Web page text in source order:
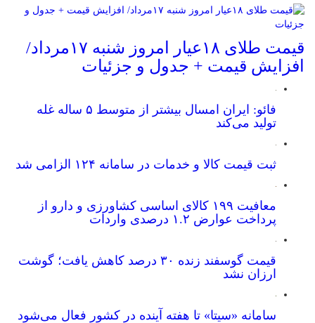
قیمت طلای ۱۸عیار امروز شنبه ۱۷مرداد/
افزایش قیمت + جدول و جزئیات
فائو: ایران امسال بیشتر از متوسط ۵ ساله غله
تولید می‌کند
ثبت قیمت کالا و خدمات در سامانه ۱۲۴ الزامی شد
معافیت ۱۹۹ کالای اساسی کشاورزی و دارو از
پرداخت عوارض ۱.۲ درصدی واردات
قیمت گوسفند زنده ۳۰ درصد کاهش یافت؛ گوشت
ارزان نشد
سامانه «سیتا» تا هفته آینده در کشور فعال می‌شود